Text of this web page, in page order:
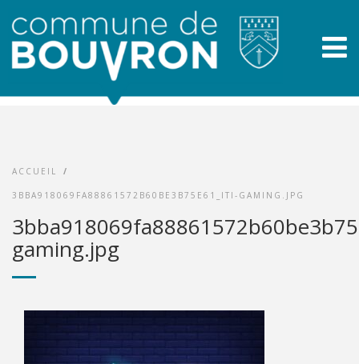
ACCUEIL /
3BBA918069FA88861572B60BE3B75E61_ITI-GAMING.JPG
gaming.jpg